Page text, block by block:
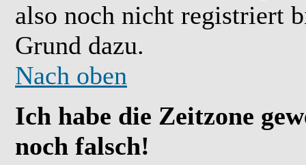
also noch nicht registriert
Grund dazu.
Nach oben
Ich habe die Zeitzone
noch falsch!